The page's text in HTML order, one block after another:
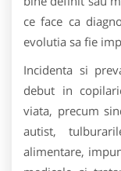
ce face ca
evolutia sa fie
Incidenta si
debut in
viata, precum
autist,
alimentare,